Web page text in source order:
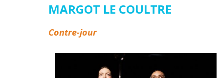
MARGOT LE COULTRE
Contre-jour